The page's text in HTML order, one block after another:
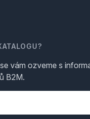
vám ozveme s
B2M.